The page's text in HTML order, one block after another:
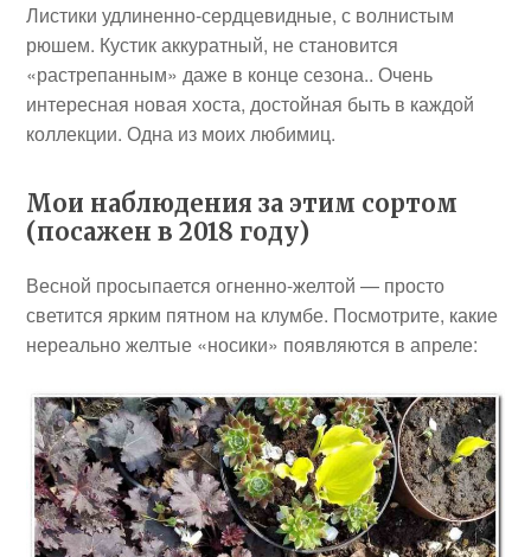
Листики удлиненно-сердцевидные, с волнистым
рюшем. Кустик аккуратный, не становится
«растрепанным» даже в конце сезона.. Очень
интересная новая хоста, достойная быть в каждой
коллекции. Одна из моих любимиц.
Мои наблюдения за этим сортом
(посажен в 2018 году)
Весной просыпается огненно-желтой — просто
светится ярким пятном на клумбе. Посмотрите, какие
нереально желтые «носики» появляются в апреле: